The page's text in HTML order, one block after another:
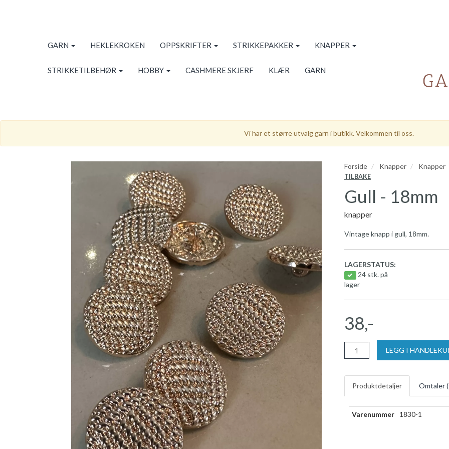
GARN HEKLEKROKEN OPPSKRIFTER STRIKKEPAKKER KNAPPER
STRIKKETILBEHØR HOBBY CASHMERE SKJERF KLÆR GARN
Vi har et større utvalg garn i butikk. Velkommen til oss.
Forside Knapper Knapper
TILBAKE
Gull - 18mm
knapper
Vintage knapp i gull, 18mm.
LAGERSTATUS:
24 stk. på
lager
38,-
LEGG I
Produktdetaljer Omtaler (
Varenummer 1830-1